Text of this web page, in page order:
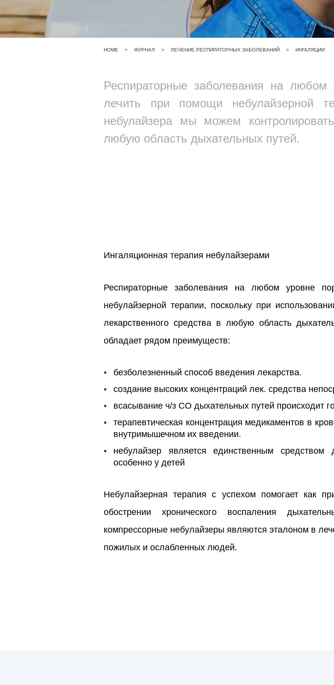
HOME > ЖУРНАЛ > ЛЕЧЕНИЕ РЕСПИРАТОРНЫХ ЗАБОЛЕВАНИЙ > ИНГАЛЯЦИИ
Респираторные заболевания на
лечить при помощи небулайзерной
небулайзера мы можем
любую область дыхательных путей.
Ингаляционная терапия небулайзерами
Респираторные заболевания на любом уровне
небулайзерной терапии, поскольку при
лекарственного средства в любую область
обладает рядом преимуществ:
безболезненный способ введения лекарства.
создание высоких концентраций лек. средства
всасывание ч/з СО дыхательных путей происходит
терапевтическая концентрация медикаментов в
внутримышечном их введении.
небулайзер является единственным средством
особенно у детей
Небулайзерная терапия с успехом помогает как
обострении хронического воспаления
компрессорные небулайзеры являются эталоном в
пожилых и ослабленных людей.